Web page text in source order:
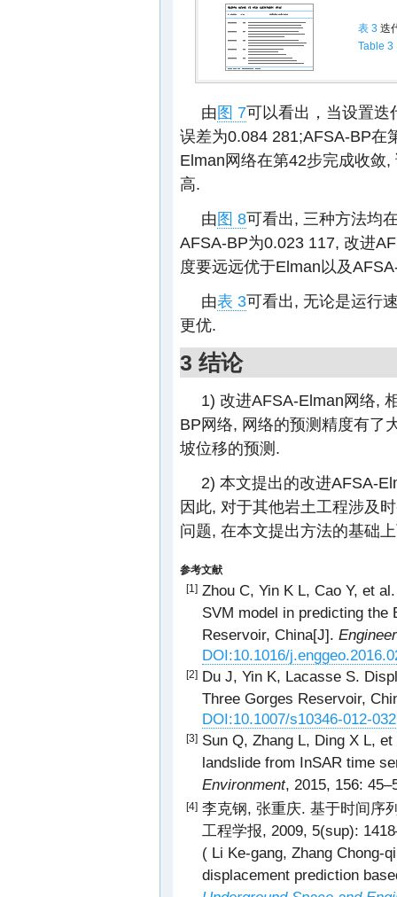
表 3 迭
Table 3
由图 7可以看出，当设置迭
误差为0.084 281;AFSA-BP在
Elman网络在第42步完成收敛
高.
由图 8可看出, 三种方法均
AFSA-BP为0.023 117, 改进
度要远远优于Elman以及
由表 3可看出, 无论是运行
更优.
3 结论
1) 改进AFSA-Elman网络,
BP网络, 网络的预测精度有了
坡位移的预测.
2) 本文提出的改进AFSA-
因此, 对于其他岩土工程涉及
问题, 在本文提出方法的基础
参考文献
[1] Zhou C, Yin K L, Cao Y, et
SVM model in predicting the
Reservoir, China[J].
DOI:10.1016/
[2] Du J, Yin K, Lacasse S.
Three Gorges Reservoir,
DOI:10.1007/s10346-012-
[3] Sun Q, Zhang L, Ding X L,
landslide from InSAR time
Environment, 2015, 156:
[4] 李克钢, 张重庆. 基于时间序
工程学报, 2009, 5(sup):
( Li Ke-gang, Zhang Chong-
displacement prediction